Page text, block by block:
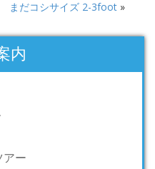
まだコシサイズ 2-3foot»
内
アー